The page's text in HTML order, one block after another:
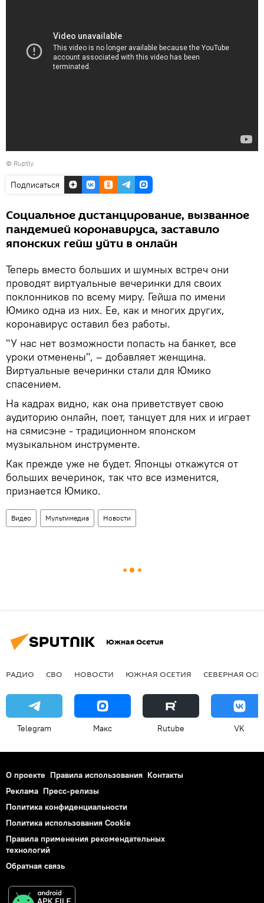
© Ruptly
Подписаться
Социальное дистанцирование, вызванное
пандемией коронавируса, заставило
японских гейш уйти в онлайн
Теперь вместо больших и шумных встреч они
проводят виртуальные вечеринки для своих
поклонников по всему миру. Гейша по имени
Юмико одна из них. Ее, как и многих других,
коронавирус оставил без работы.
"У нас нет возможности попасть на банкет, все
уроки отменены", – добавляет женщина.
Виртуальные вечеринки стали для Юмико
спасением.
На кадрах видно, как она приветствует свою
аудиторию онлайн, поет, танцует для них и играет
на сямисэне - традиционном японском
музыкальном инструменте.
Как прежде уже не будет. Японцы откажутся от
больших вечеринок, так что все изменится,
признается Юмико.
Видео Мультимедиа Новости
Южная Осетия
РАДИО СВО НОВОСТИ ЮЖНАЯ ОСЕТИЯ СЕВЕРНАЯ
Telegram Макс Rutube VK
О проекте Правила использования Контакты
Реклама Пресс-релизы
Политика конфиденциальности
Политика использования Cookie
Правила применения рекомендательных
технологий
Обратная связь